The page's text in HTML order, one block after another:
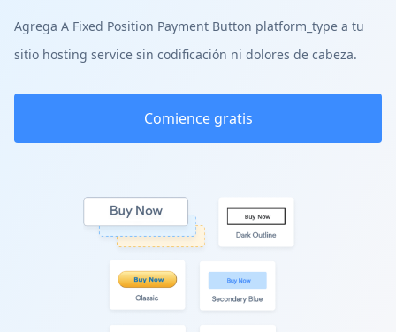
Agrega A Fixed Position Payment Button platform_type a tu
sitio hosting service sin codificación ni dolores de cabeza.
Comience gratis